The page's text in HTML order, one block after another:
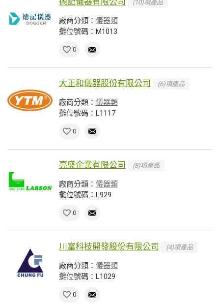
(10)項產品
廠商分類： 儀器類
攤位號碼：M1013
0
大正和儀器股份有限公司 (6)項產品
廠商分類： 儀器類
攤位號碼：L1117
0
亮盛企業有限公司 (8)項產品
廠商分類： 儀器類
攤位號碼：L929
0
川富科技開發股份有限公司 (4)項產品
廠商分類： 儀器類
攤位號碼：L1029
0